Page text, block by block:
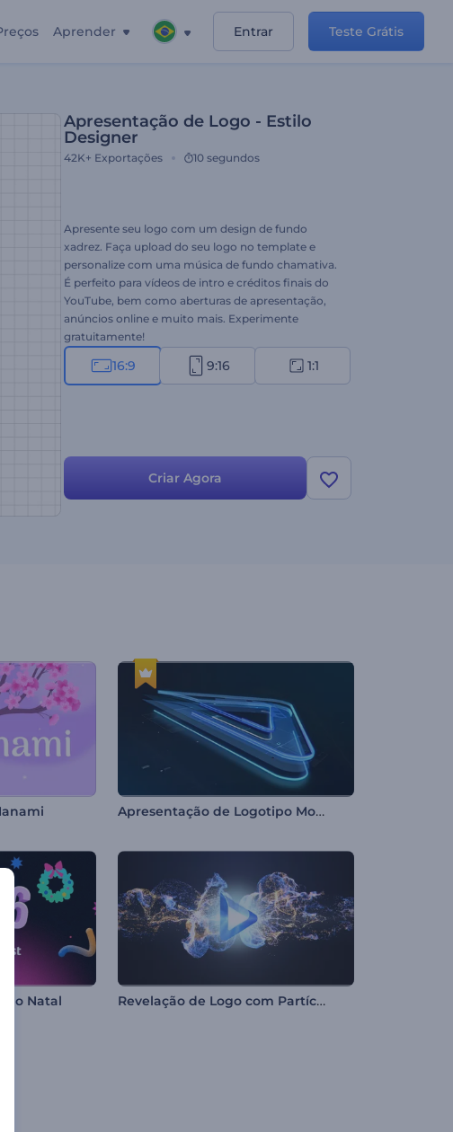
Aprender Entrar Teste Grátis
Apresentação de Logo - Estilo
Designer
42K+ Exportações 10 segundos
Apresente seu logo com um design de fundo
xadrez. Faça upload do seu logo no template e
personalize com uma música de fundo chamativa.
É perfeito para vídeos de intro e créditos finais do
YouTube, bem como aberturas de apresentação,
anúncios online e muito mais. Experimente
gratuitamente!
16:9 9:16 1:1
Criar Agora
Apresentação de Logotipo Moção Digital
o Natal Revelação de Logo com Partículas Fluidas